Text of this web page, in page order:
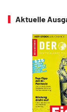
Aktuelle